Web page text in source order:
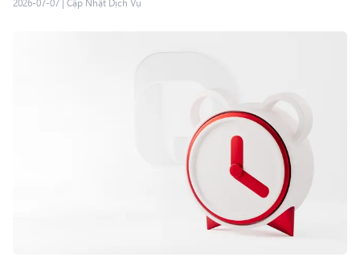
2026-07-07 | Cập Nhật Dịch Vụ